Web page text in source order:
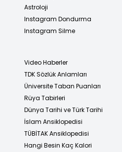
Astroloji
Instagram Dondurma
Instagram Silme
Video Haberler
TDK Sözlük Anlamları
Üniversite Taban Puanları
Rüya Tabirleri
Dünya Tarihi ve Türk Tarihi
İslam Ansiklopedisi
TÜBİTAK Ansiklopedisi
Hangi Besin Kaç Kalori